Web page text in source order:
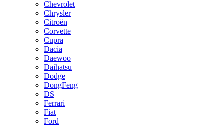
Chevrolet
Chrysler
Citroën
Corvette
Cupra
Dacia
Daewoo
Daihatsu
Dodge
DongFeng
DS
Ferrari
Fiat
Ford